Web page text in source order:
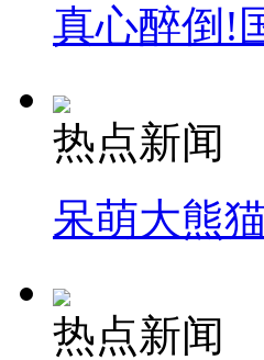
真心醉倒!
热点新闻
呆萌大熊
热点新闻